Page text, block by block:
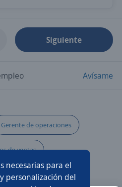
Siguiente
Avísame
Gerente de operaciones
de ventas
campo
necesarias para el
personalización del